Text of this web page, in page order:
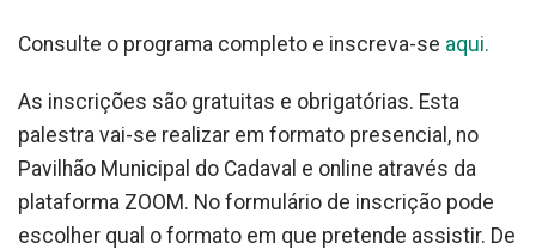
Consulte o programa completo e inscreva-se aqui.
As inscrições são gratuitas e obrigatórias. Esta
palestra vai-se realizar em formato presencial, no
Pavilhão Municipal do Cadaval e online através da
plataforma ZOOM. No formulário de inscrição pode
escolher qual o formato em que pretende assistir. De